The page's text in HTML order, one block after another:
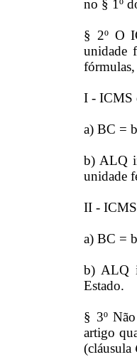
no § 1º
§ 2º O
unidade
fórmulas,
I - ICMS
a) BC =
b) ALQ
unidade
II -
a) BC =
b) ALQ
Estado.
§ 3º
artigo
(cláusula